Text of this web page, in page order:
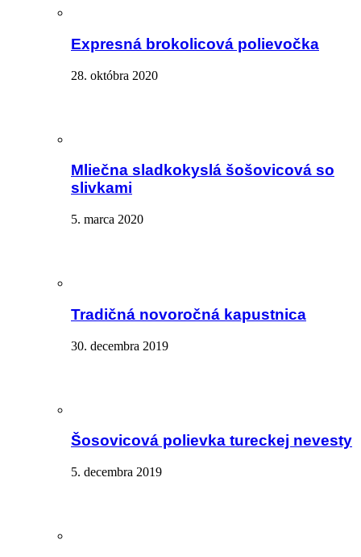
Expresná brokolicová polievočka
28. októbra 2020
Mliečna sladkokyslá šošovicová so
slivkami
5. marca 2020
Tradičná novoročná kapustnica
30. decembra 2019
Šosovicová polievka tureckej nevesty
5. decembra 2019